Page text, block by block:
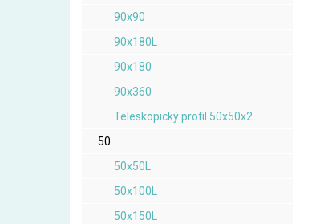
90x90
90x180L
90x180
90x360
Teleskopický profil 50x50x2
50
50x50L
50x100L
50x150L